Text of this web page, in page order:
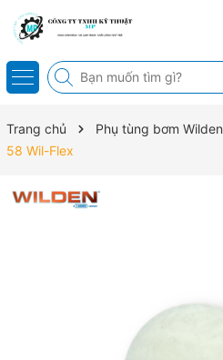
Trang chủ Phụ tùng bơm Wilden
58 Wil-Flex